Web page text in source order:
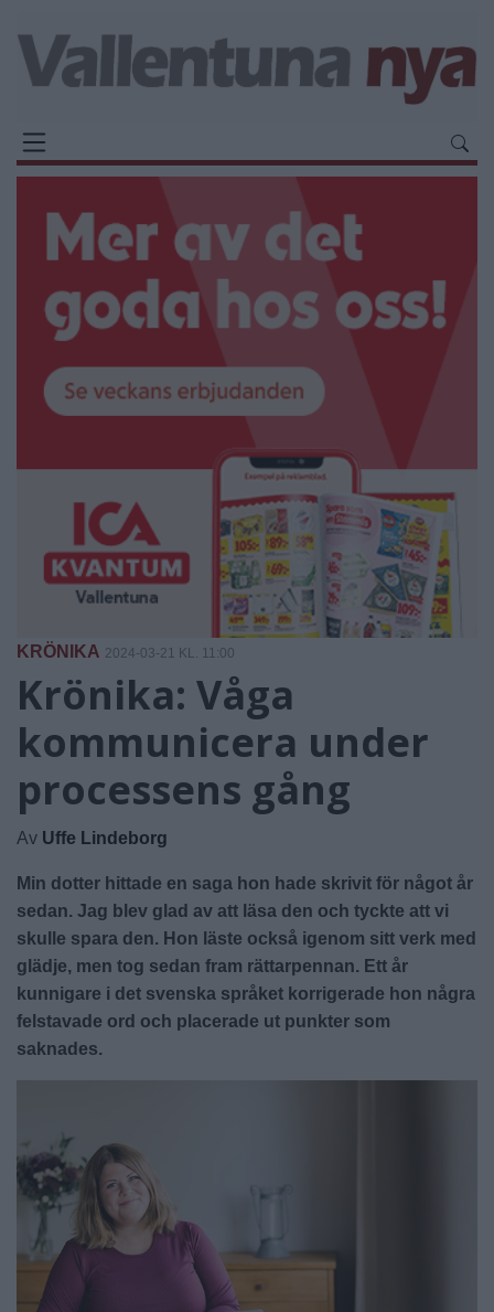
KRÖNIKA 2024-03-21 KL. 11:00
Krönika: Våga
kommunicera under
processens gång
Av Uffe Lindeborg
Min dotter hittade en saga hon hade skrivit för något år
sedan. Jag blev glad av att läsa den och tyckte att vi
skulle spara den. Hon läste också igenom sitt verk med
glädje, men tog sedan fram rättarpennan. Ett år
kunnigare i det svenska språket korrigerade hon några
felstavade ord och placerade ut punkter som
saknades.